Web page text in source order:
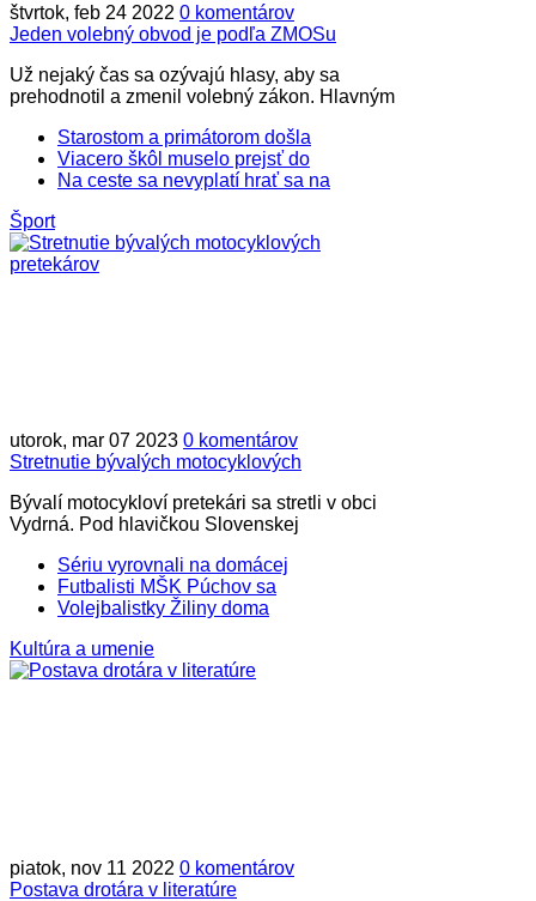
štvrtok, feb 24 2022 0 komentárov
Jeden volebný obvod je podľa ZMOSu
Už nejaký čas sa ozývajú hlasy, aby sa
prehodnotil a zmenil volebný zákon. Hlavným
Starostom a primátorom došla
Viacero škôl muselo prejsť do
Na ceste sa nevyplatí hrať sa na
Šport
utorok, mar 07 2023 0 komentárov
Stretnutie bývalých motocyklových
Bývalí motocykloví pretekári sa stretli v obci
Vydrná. Pod hlavičkou Slovenskej
Sériu vyrovnali na domácej
Futbalisti MŠK Púchov sa
Volejbalistky Žiliny doma
Kultúra a umenie
piatok, nov 11 2022 0 komentárov
Postava drotára v literatúre